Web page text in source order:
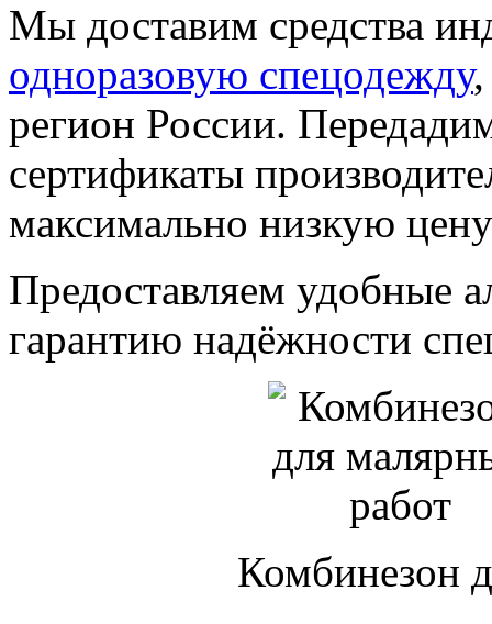
Мы доставим средства
одноразовую спецодежду
регион России.
сертификаты
максимально низкую
Предоставляем удобные
гарантию надёжности
Комбинезон